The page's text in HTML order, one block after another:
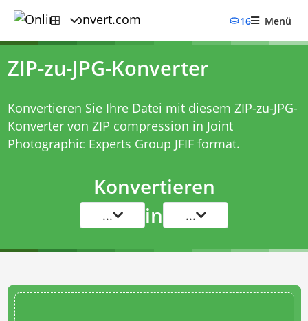
16 Menü
ZIP-zu-JPG-Konverter
Konvertieren Sie Ihre Datei mit diesem ZIP-zu-JPG-
Konvertervon ZIP compression in Joint
Photographic Experts Group JFIF format.
Konvertieren
... in ...